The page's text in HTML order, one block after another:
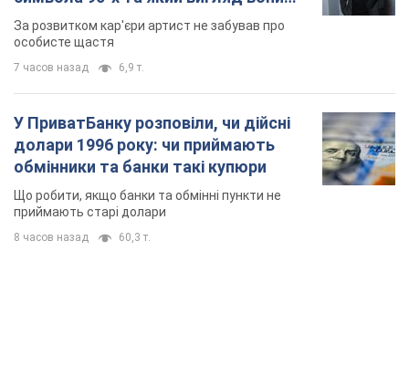
мають
За розвитком кар'єри артист не забував про
особисте щастя
7 часов назад 6,9 т.
У ПриватБанку розповіли, чи дійсні
долари 1996 року: чи приймають
обмінники та банки такі купюри
Що робити, якщо банки та обмінні пункти не
приймають старі долари
8 часов назад 60,3 т.